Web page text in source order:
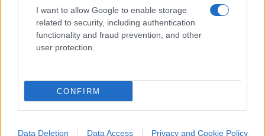
I want to allow Google to enable storage
related to security, including authentication
functionality and fraud prevention, and other
user protection.
CONFIRM
Data Deletion Data Access Privacy and Cookie Policy